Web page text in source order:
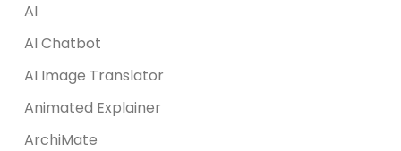
AI
AI Chatbot
AI Image Translator
Animated Explainer
ArchiMate